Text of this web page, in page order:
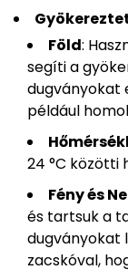
Föld:
segíti a
dugványokat
például
24 °C közötti
Fény és
és tartsuk a
dugványokat
zacskóval,